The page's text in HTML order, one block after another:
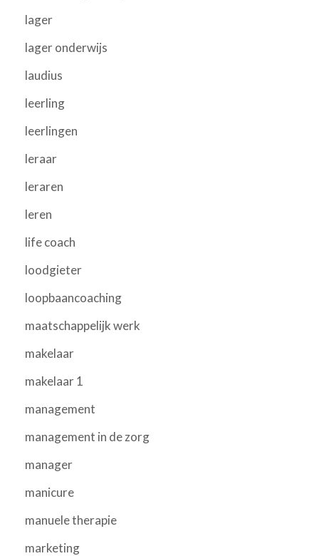
lager
lager onderwijs
laudius
leerling
leerlingen
leraar
leraren
leren
life coach
loodgieter
loopbaancoaching
maatschappelijk werk
makelaar
makelaar 1
management
management in de zorg
manager
manicure
manuele therapie
marketing